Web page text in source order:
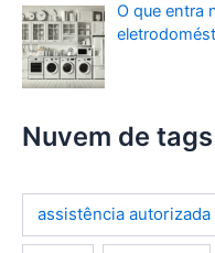
O que entra
Nuvem de tags
assistência autorizada